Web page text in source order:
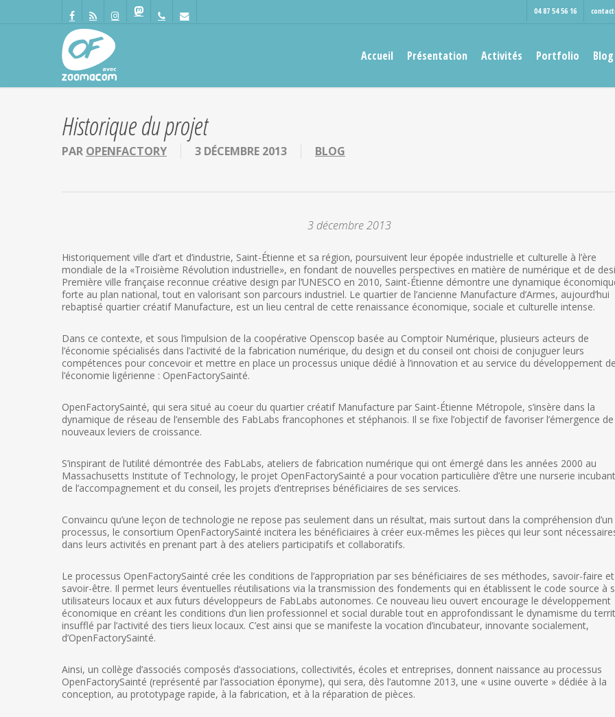
Panneau de gestion des cookies
facebook
RSS instagrammastodonphone email
04 87 54 56 16
Accueil Présentation Activités Portfolio Blog
Historique du projet
PAR OPENFACTORY 3 DÉCEMBRE 2013 BLOG
3 décembre 2013
Historiquement ville d’art et d’industrie, Saint-Étienne et sa région, poursuivent leur épopée industrielle et culturelle à l’ère
mondiale de la «Troisième Révolution industrielle», en fondant de nouvelles perspectives en matière de numérique et de
Première ville française reconnue créative design par l’UNESCO en 2010, Saint-Étienne démontre une dynamique
forte au plan national, tout en valorisant son parcours industriel. Le quartier de l’ancienne Manufacture d’Armes, aujourd’hui
rebaptisé quartier créatif Manufacture, est un lieu central de cette renaissance économique, sociale et culturelle intense.
Dans ce contexte, et sous l’impulsion de la coopérative Openscop basée au Comptoir Numérique, plusieurs acteurs de
l’économie spécialisés dans l’activité de la fabrication numérique, du design et du conseil ont choisi de conjuguer leurs
compétences pour concevoir et mettre en place un processus unique dédié à l’innovation et au service du développement de
l’économie ligérienne : OpenFactorySainté.
OpenFactorySainté, qui sera situé au coeur du quartier créatif Manufacture par Saint-Étienne Métropole, s’insère dans la
dynamique de réseau de l’ensemble des FabLabs francophones et stéphanois. Il se fixe l’objectif de favoriser l’émergence de
nouveaux leviers de croissance.
S’inspirant de l’utilité démontrée des FabLabs, ateliers de fabrication numérique qui ont émergé dans les années 2000 au
Massachusetts Institute of Technology, le projet OpenFactorySainté a pour vocation particulière d’être une nurserie
de l’accompagnement et du conseil, les projets d’entreprises bénéficiaires de ses services.
Convaincu qu’une leçon de technologie ne repose pas seulement dans un résultat, mais surtout dans la compréhension d’un
processus, le consortium OpenFactorySainté incitera les bénéficiaires à créer eux-mêmes les pièces qui leur sont
dans leurs activités en prenant part à des ateliers participatifs et collaboratifs.
Le processus OpenFactorySainté crée les conditions de l’appropriation par ses bénéficiaires de ses méthodes, savoir-faire et
savoir-être. Il permet leurs éventuelles réutilisations via la transmission des fondements qui en établissent le code source à
utilisateurs locaux et aux futurs développeurs de FabLabs autonomes. Ce nouveau lieu ouvert encourage le développement
économique en créant les conditions d’un lien professionnel et social durable tout en approfondissant le dynamisme du
insufflé par l’activité des tiers lieux locaux. C’est ainsi que se manifeste la vocation d’incubateur, innovante socialement,
d’OpenFactorySainté.
Ainsi, un collège d’associés composés d’associations, collectivités, écoles et entreprises, donnent naissance au processus
OpenFactorySainté (représenté par l’association éponyme), qui sera, dès l’automne 2013, une « usine ouverte » dédiée à la
conception, au prototypage rapide, à la fabrication, et à la réparation de pièces.